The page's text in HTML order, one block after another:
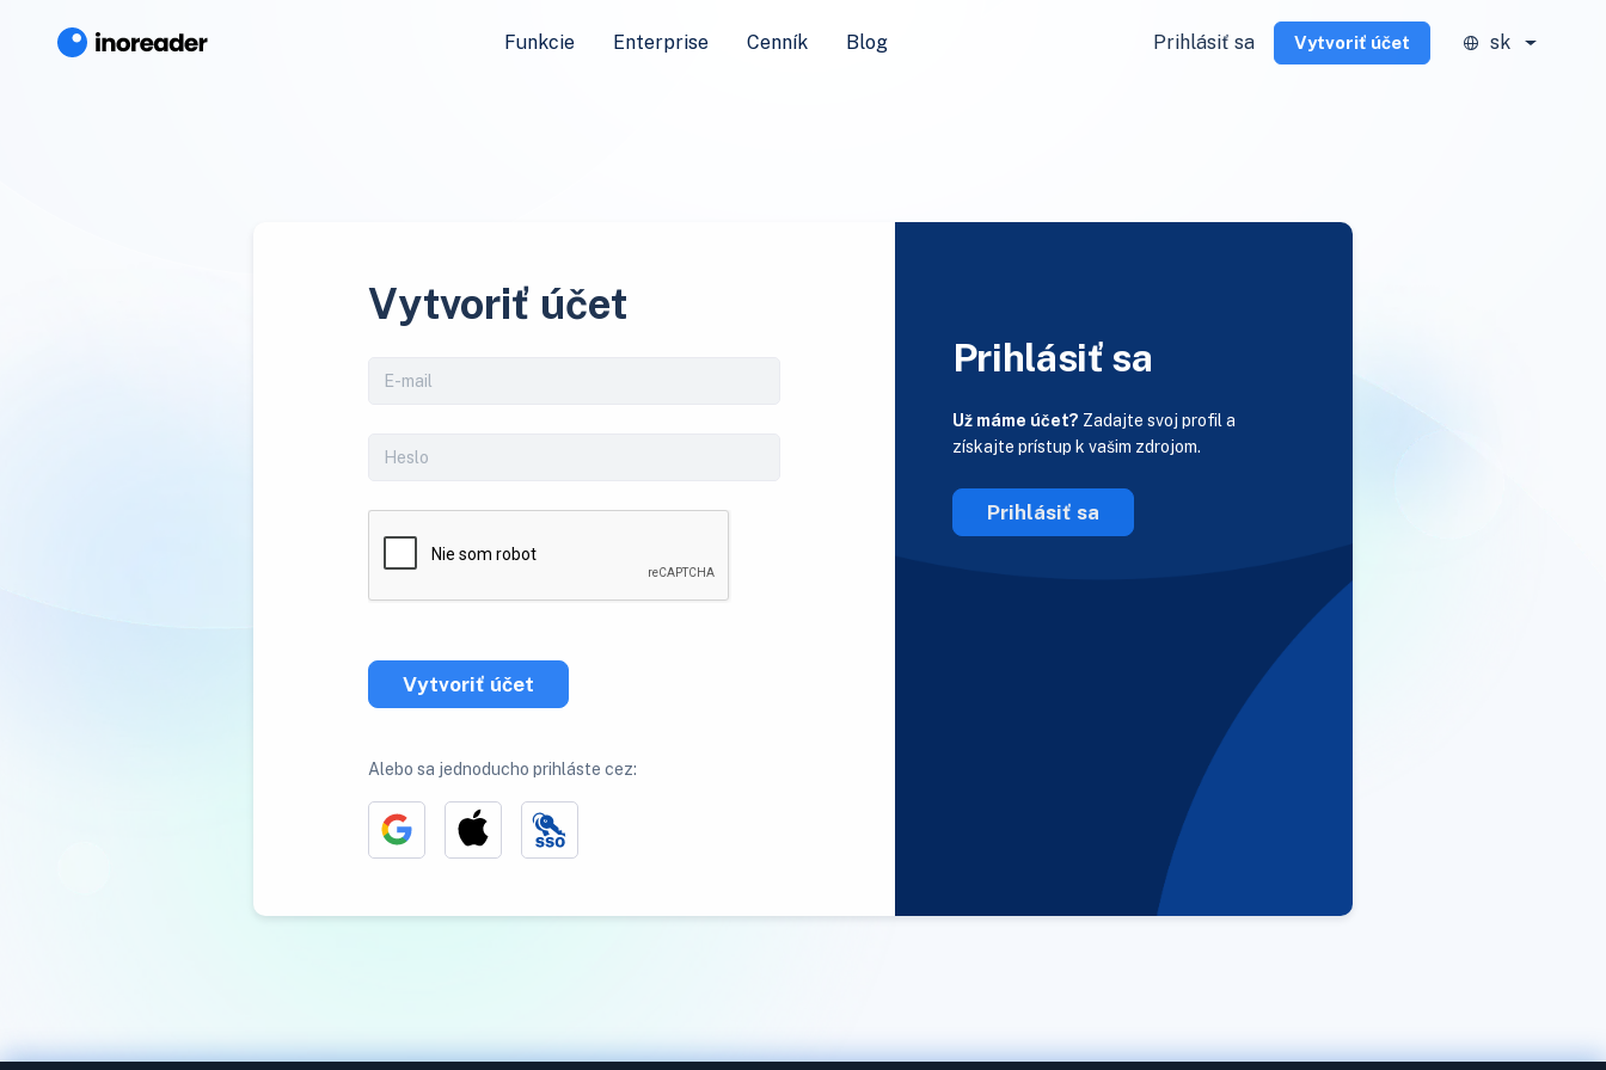
Funkcie Enterprise Cenník Blog Prihlásiť sa Vytvoriť účet sk
Vytvoriť účet
Vytvoriť účet
Alebo sa jednoducho prihláste cez:
Prihlásiť sa
Už máme účet? Zadajte svoj profil a
získajte prístup k vašim zdrojom.
Prihlásiť sa